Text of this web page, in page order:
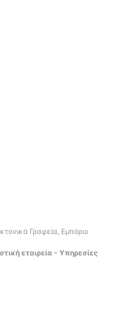
Γραφεία, Εμπόριο
εταιρεία - Υπηρεσίες